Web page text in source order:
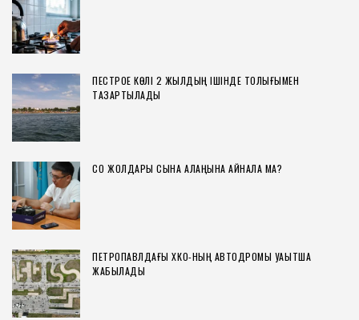
ПЕСТРОЕ КӨЛІ 2 ЖЫЛДЫҢ ІШІНДЕ ТОЛЫҒЫМЕН
ТАЗАРТЫЛАДЫ
СҚО ЖОЛДАРЫ СЫНАҚ АЛАҢЫНА АЙНАЛА МА?
ПЕТРОПАВЛДАҒЫ ХҚКО-НЫҢ АВТОДРОМЫ УАҚЫТША
ЖАБЫЛАДЫ